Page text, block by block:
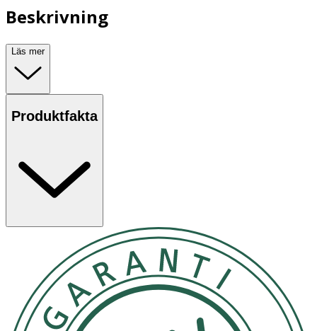
Beskrivning
Läs mer
Produktfakta